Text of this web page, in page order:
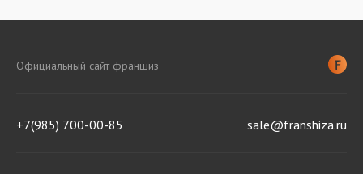
Официальный сайт франшиз
+7(985) 700-00-85 sale@franshiza.ru